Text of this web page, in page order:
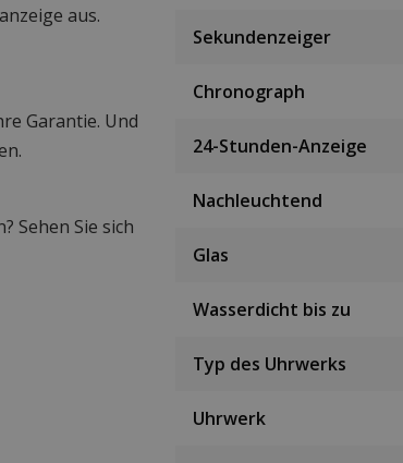
aus.
Garantie. Und
Sehen Sie sich
Sekundenzeiger
Chronograph
24-Stunden-Anzeige
Nachleuchtend
Glas
Wasserdicht bis zu
Typ des Uhrwerks
Uhrwerk